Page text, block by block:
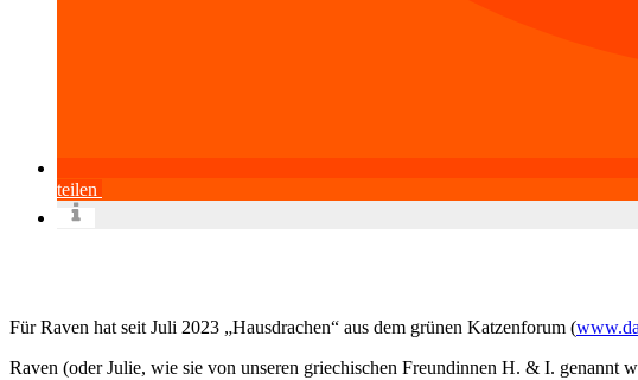
teilen
Für Raven hat seit Juli 2023 „Hausdrachen“ aus dem grünen Katzenforum (
Raven (oder Julie, wie sie von unseren griechischen Freundinnen H. & I.